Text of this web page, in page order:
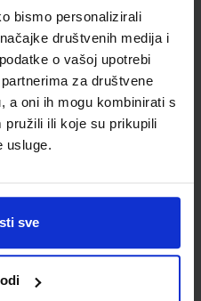
bismo personalizirali
društvenih medija i
o vašoj upotrebi
za društvene
a oni ih mogu kombinirati s
pružili ili koje su prikupili
usluge.
sve
materijali glazbene
osnovne škole
Ružica Ambruš Kiš
broj ministarstva:
11,00 €
s kolaž i raster papirom za